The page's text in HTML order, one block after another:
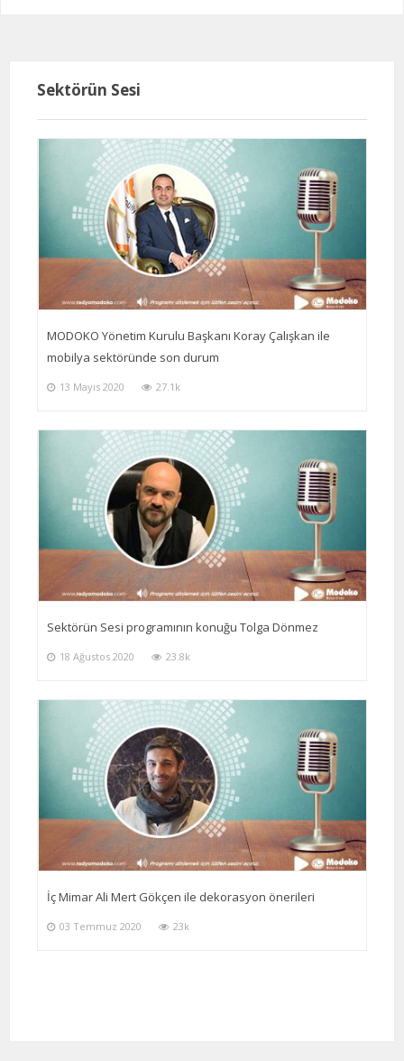
Sektörün Sesi
MODOKO Yönetim Kurulu Başkanı Koray Çalışkan ile
mobilya sektöründe son durum
13 Mayıs 2020 27.1k
Sektörün Sesi programının konuğu Tolga Dönmez
18 Ağustos 2020 23.8k
İç Mimar Ali Mert Gökçen ile dekorasyon önerileri
03 Temmuz 2020 23k